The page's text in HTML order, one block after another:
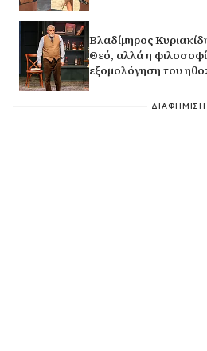
Βλαδίμηρος
Θεό, αλλά η
εξομολόγηση του
ΔΙΑΦΗΜΙΣΗ